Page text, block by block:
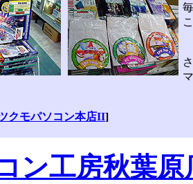
クモパソコン本店II]
ン工房秋葉原